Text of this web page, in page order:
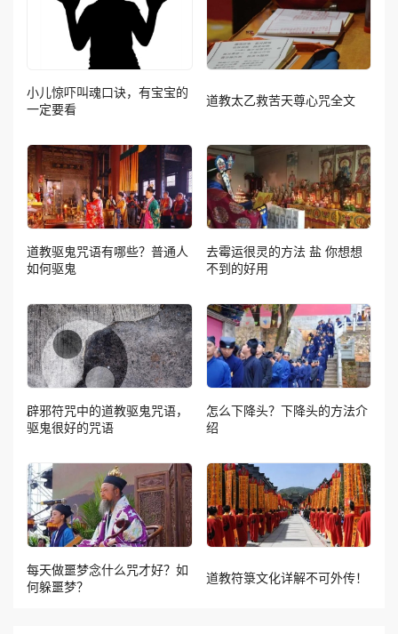
小儿惊吓叫魂口诀，有宝宝的
一定要看
道教太乙救苦天尊心咒全文
道教驱鬼咒语有哪些？普通人
如何驱鬼
去霉运很灵的方法 盐 你想想
不到的好用
辟邪符咒中的道教驱鬼咒语，
驱鬼很好的咒语
怎么下降头？下降头的方法介
绍
每天做噩梦念什么咒才好？如
何躲噩梦？
道教符箓文化详解不可外传！